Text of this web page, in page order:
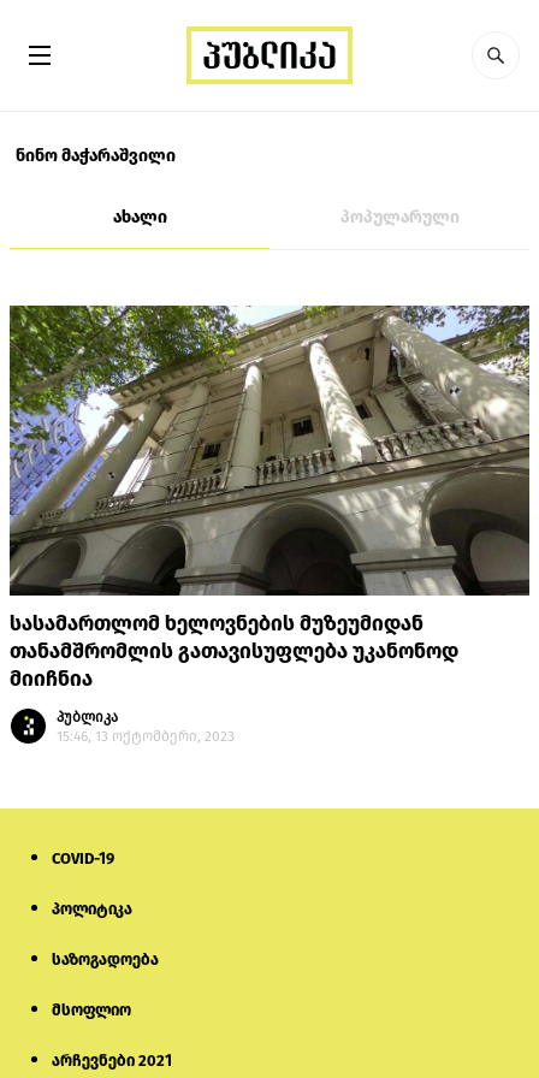
ნინო მაჭარაშვილი
ახალი პოპულარული
სასამართლომ ხელოვნების მუზეუმიდან
თანამშრომლის გათავისუფლება უკანონოდ
მიიჩნია
პუბლიკა
15:46, 13 ოქტომბერი, 2023
COVID-19
პოლიტიკა
საზოგადოება
მსოფლიო
არჩევნები 2021